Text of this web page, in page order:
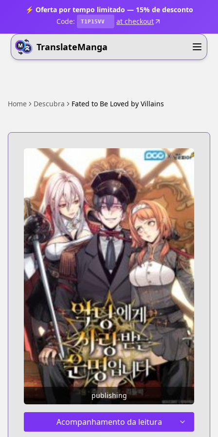
⚡ Oferta por tempo limitado — 15% de desconto
Code:
T1P15VV at checkout
TranslateManga
Home Descubra Fated to Be Loved by Villains
publishing
Acompanhamento da leitura